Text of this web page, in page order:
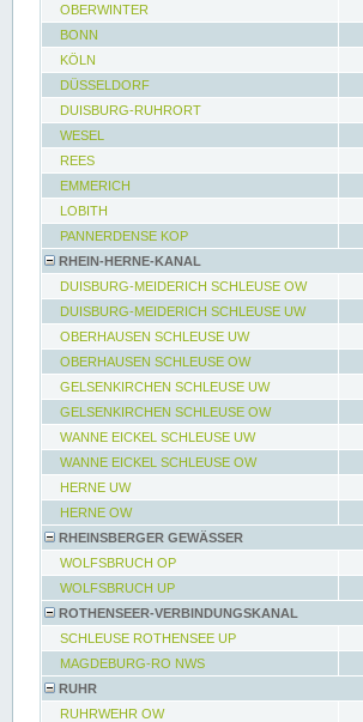
OBERWINTER
BONN
KÖLN
DÜSSELDORF
DUISBURG-RUHRORT
WESEL
REES
EMMERICH
LOBITH
PANNERDENSE KOP
RHEIN-HERNE-KANAL
DUISBURG-MEIDERICH SCHLEUSE OW
DUISBURG-MEIDERICH SCHLEUSE UW
OBERHAUSEN SCHLEUSE UW
OBERHAUSEN SCHLEUSE OW
GELSENKIRCHEN SCHLEUSE UW
GELSENKIRCHEN SCHLEUSE OW
WANNE EICKEL SCHLEUSE UW
WANNE EICKEL SCHLEUSE OW
HERNE UW
HERNE OW
RHEINSBERGER GEWÄSSER
WOLFSBRUCH OP
WOLFSBRUCH UP
ROTHENSEER-VERBINDUNGSKANAL
SCHLEUSE ROTHENSEE UP
MAGDEBURG-RO NWS
RUHR
RUHRWEHR OW